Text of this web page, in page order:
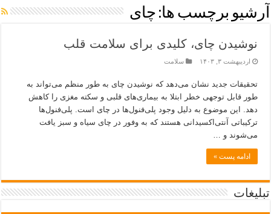
آرشیو برچسب ها: چای
نوشیدن چای، کلیدی برای سلامت قلب
اردیبهشت ۳, ۱۴۰۳ سلامت
تحقیقات جدید نشان می‌دهد که نوشیدن چای به طور منظم می‌تواند به
طور قابل توجهی خطر ابتلا به بیماری‌های قلبی و سکته مغزی را کاهش
دهد. این موضوع به دلیل وجود پلی‌فنول‌ها در چای است. پلی‌فنول‌ها
ترکیباتی آنتی‌اکسیدانی هستند که به وفور در چای سیاه و سبز یافت
می‌شوند و …
ادامه پست »
تبلیغات